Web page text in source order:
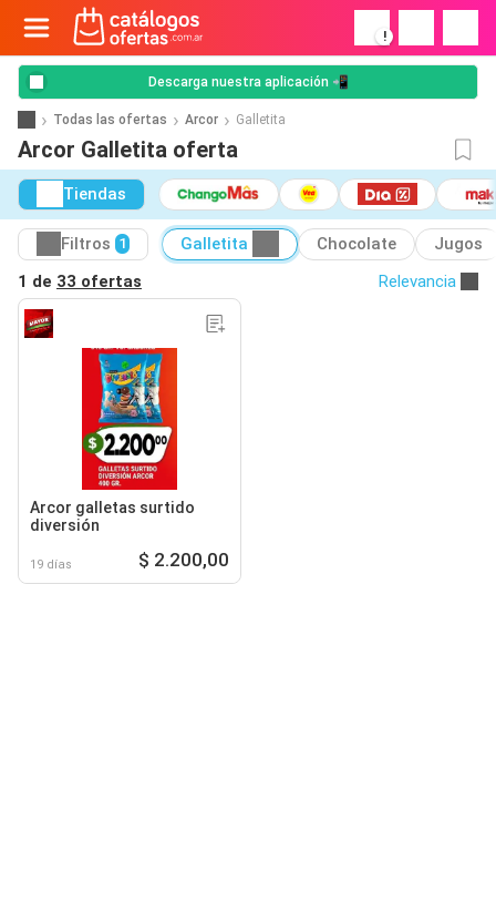
!
Descarga nuestra aplicación 📲
Todas las ofertas Arcor Galletita
Arcor Galletita oferta
Tiendas
Filtros 1 Galletita Chocolate
Jugos
1 de 33 ofertas Relevancia
Arcor galletas surtido
diversión
19 días $ 2.200,00